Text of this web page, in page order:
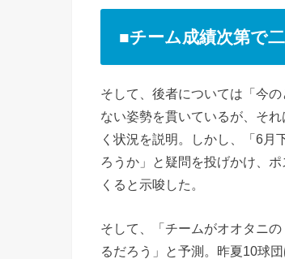
■チーム成績次第で
そして、後者については「今
ない姿勢を貫いているが、そ
く状況を説明。しかし、「6月
ろうか」と疑問を投げかけ、
くると示唆した。
そして、「チームがオオタニ
るだろう」と予測。昨夏10球